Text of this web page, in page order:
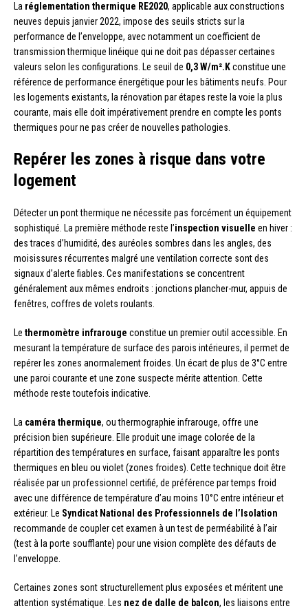
La réglementation thermique RE2020, applicable aux constructions
neuves depuis janvier 2022, impose des seuils stricts sur la
performance de l’enveloppe, avec notamment un coefficient de
transmission thermique linéique qui ne doit pas dépasser certaines
valeurs selon les configurations. Le seuil de 0,3 W/m².Kconstitue une
référence de performance énergétique pour les bâtiments neufs. Pour
les logements existants, la rénovation par étapes reste la voie la plus
courante, mais elle doit impérativement prendre en compte les ponts
thermiques pour ne pas créer de nouvelles pathologies.
Repérer les zones à risque dans votre
logement
Détecter un pont thermique ne nécessite pas forcément un équipement
sophistiqué. La première méthode reste l’inspection visuelle en hiver :
des traces d’humidité, des auréoles sombres dans les angles, des
moisissures récurrentes malgré une ventilation correcte sont des
signaux d’alerte fiables. Ces manifestations se concentrent
généralement aux mêmes endroits : jonctions plancher-mur, appuis de
fenêtres, coffres de volets roulants.
Le thermomètre infrarouge constitue un premier outil accessible. En
mesurant la température de surface des parois intérieures, il permet de
repérer les zones anormalement froides. Un écart de plus de 3°C entre
une paroi courante et une zone suspecte mérite attention. Cette
méthode reste toutefois indicative.
La caméra thermique, ou thermographie infrarouge, offre une
précision bien supérieure. Elle produit une image colorée de la
répartition des températures en surface, faisant apparaître les ponts
thermiques en bleu ou violet (zones froides). Cette technique doit être
réalisée par un professionnel certifié, de préférence par temps froid
avec une différence de température d’au moins 10°C entre intérieur et
extérieur. Le Syndicat National des Professionnels de l’Isolation
recommande de coupler cet examen à un test de perméabilité à l’air
(test à la porte soufflante) pour une vision complète des défauts de
l’enveloppe.
Certaines zones sont structurellement plus exposées et méritent une
attention systématique. Les nez de dalle de balcon, les liaisons entre